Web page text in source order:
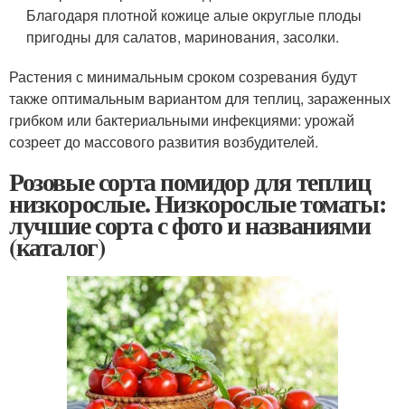
Благодаря плотной кожице алые округлые плоды
пригодны для салатов, маринования, засолки.
Растения с минимальным сроком созревания будут
также оптимальным вариантом для теплиц, зараженных
грибком или бактериальными инфекциями: урожай
созреет до массового развития возбудителей.
Розовые сорта помидор для теплиц
низкорослые. Низкорослые томаты:
лучшие сорта с фото и названиями
(каталог)